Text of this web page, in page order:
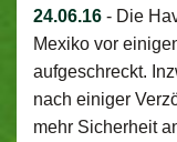
24.06.16 - Die
Mexiko vor
aufgeschreckt.
nach einiger
mehr Sicherheit